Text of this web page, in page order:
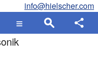
info@hielscher.com